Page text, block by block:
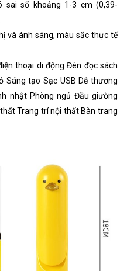
sai số khoảng 1-3 cm (0,39-
và ánh sáng, màu sắc thực tế
thoại di động Đèn đọc sách
tạo Sạc USB Dễ thương
nhật Phòng ngủ Đầu giường
Trang trí nội thất Bàn trang